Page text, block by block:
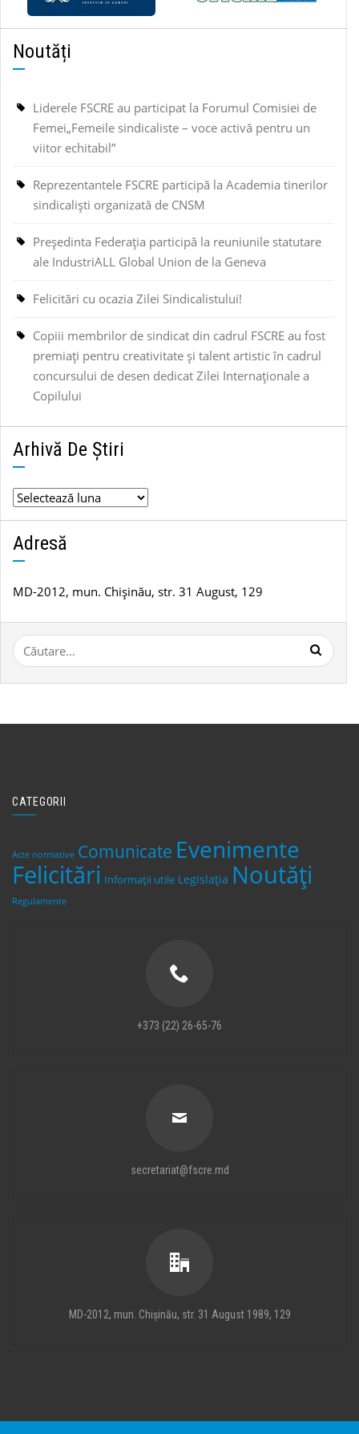
Noutăți
Liderele FSCRE au participat la Forumul Comisiei de
Femei„Femeile sindicaliste – voce activă pentru un
viitor echitabil”
Reprezentantele FSCRE participă la Academia tinerilor
sindicaliști organizată de CNSM
Președinta Federația participă la reuniunile statutare
ale IndustriALL Global Union de la Geneva
Felicitări cu ocazia Zilei Sindicalistului!
Copiii membrilor de sindicat din cadrul FSCRE au fost
premiați pentru creativitate și talent artistic în cadrul
concursului de desen dedicat Zilei Internaționale a
Copilului
Arhivă De Știri
Arhivă
de
știri
Adresă
MD-2012, mun. Chișinău, str. 31 August, 129
Caută
după:
CATEGORII
Acte normative Comunicate Evenimente
Felicitări Informații utile Legislaţia Noutăți
Regulamente
+373 (22) 26-65-76
secretariat@fscre.md
MD-2012, mun. Chișinău, str. 31 August 1989, 129